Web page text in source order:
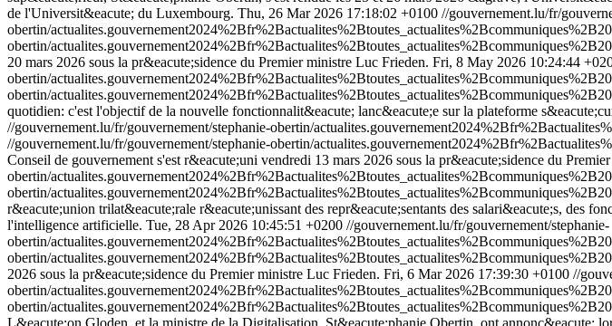
de l'Universit&eacute; du Luxembourg. Thu, 26 Mar 2026 17:18:02 +0100 //gouvernement.lu/fr/
obertin/
obertin/
20 mars 2026 sous la pr&eacute;sidence du Premier ministre Luc Frieden. Fri, 8 May 2026 10:24:44
obertin/
obertin/
quotidien: c'est l'objectif de la nouvelle fonctionnalit&eacute; lanc&eacute;e sur la plateforme
//gouvernement.lu/fr/gouvernement/stephanie-obertin/
//gouvernement.lu/fr/gouvernement/stephanie-obertin/
Conseil de gouvernement s'est r&eacute;uni vendredi 13 mars 2026 sous la pr&eacute;sidence du
obertin/
obertin/
r&eacute;union trilat&eacute;rale r&eacute;unissant des repr&eacute;sentants des salari&eacute;s, des
l'intelligence artificielle. Tue, 28 Apr 2026 10:45:51 +0200 //gouvernement.lu/fr/gouvernement/stephanie-
obertin/
obertin/
2026 sous la pr&eacute;sidence du Premier ministre Luc Frieden. Fri, 6 Mar 2026 17:39:30 +0100 //
obertin/
obertin/
L&eacute;on Gloden, et la ministre de la Digitalisation, St&eacute;phanie Obertin, ont annonc&eacute;